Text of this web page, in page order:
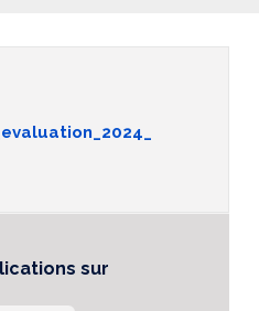
sur